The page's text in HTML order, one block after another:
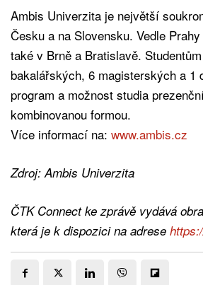
Ambis Univerzita je největší
Česku a na Slovensku. Vedle
také v Brně a Bratislavě.
bakalářských, 6 magisterských a 1
program a možnost studia
kombinovanou formou.
Více informací na: www.ambis.cz
Zdroj: Ambis Univerzita
ČTK Connect ke zprávě vydává
která je k dispozici na adrese